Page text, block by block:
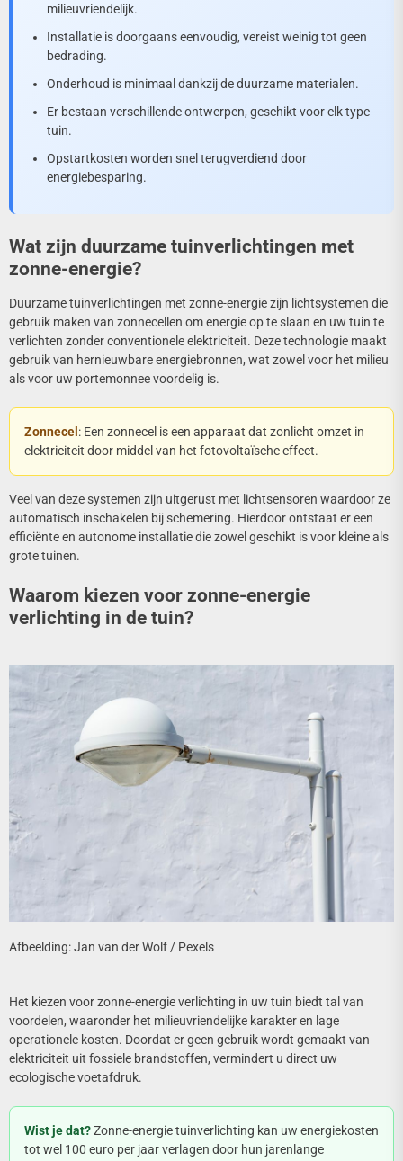
milieuvriendelijk.
Installatie is doorgaans eenvoudig, vereist weinig tot geen
bedrading.
Onderhoud is minimaal dankzij de duurzame materialen.
Er bestaan verschillende ontwerpen, geschikt voor elk type
tuin.
Opstartkosten worden snel terugverdiend door
energiebesparing.
Wat zijn duurzame tuinverlichtingen met
zonne-energie?
Duurzame tuinverlichtingen met zonne-energie zijn lichtsystemen die
gebruik maken van zonnecellen om energie op te slaan en uw tuin te
verlichten zonder conventionele elektriciteit. Deze technologie maakt
gebruik van hernieuwbare energiebronnen, wat zowel voor het milieu
als voor uw portemonnee voordelig is.
Zonnecel : Een zonnecel is een apparaat dat zonlicht omzet in
elektriciteit door middel van het fotovoltaïsche effect.
Veel van deze systemen zijn uitgerust met lichtsensoren waardoor ze
automatisch inschakelen bij schemering. Hierdoor ontstaat er een
efficiënte en autonome installatie die zowel geschikt is voor kleine als
grote tuinen.
Waarom kiezen voor zonne-energie
verlichting in de tuin?
Afbeelding: Jan van der Wolf / Pexels
Het kiezen voor zonne-energie verlichting in uw tuin biedt tal van
voordelen, waaronder het milieuvriendelijke karakter en lage
operationele kosten. Doordat er geen gebruik wordt gemaakt van
elektriciteit uit fossiele brandstoffen, vermindert u direct uw
ecologische voetafdruk.
Wist je dat?Zonne-energie tuinverlichting kan uw energiekosten
tot wel 100 euro per jaar verlagen door hun jarenlange